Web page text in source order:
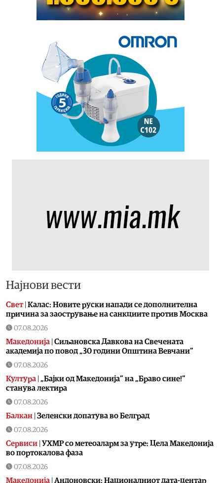
Најнови вести
Свет| Калас: Новите руски напади се дополнителна
причина за заострување на санкциите против Москва
07.08.2026
Македонија Сиљановска Давкова на Свечената
академија по повод „30 години Општина Вевчани“
07.08.2026
Култура „Бајки од Македонија“ на „Браво сине!“
станува лектира
07.08.2026
Балкан Зеленски допатува во Белград
07.08.2026
Сервиси УХМР со метеоаларм за утре: Цела Македонија
во портокалова фаза
07.08.2026
Македонија Андоновски: Националниот дата-центар